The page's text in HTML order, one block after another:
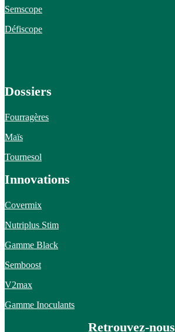
Semscope
Défiscope
Dossiers
Fourragères
Maïs
Tournesol
Innovations
Covermix
Nutriplus Stim
Gamme Black
Semboost
V2max
Gamme Inoculants
Retrouvez-nous